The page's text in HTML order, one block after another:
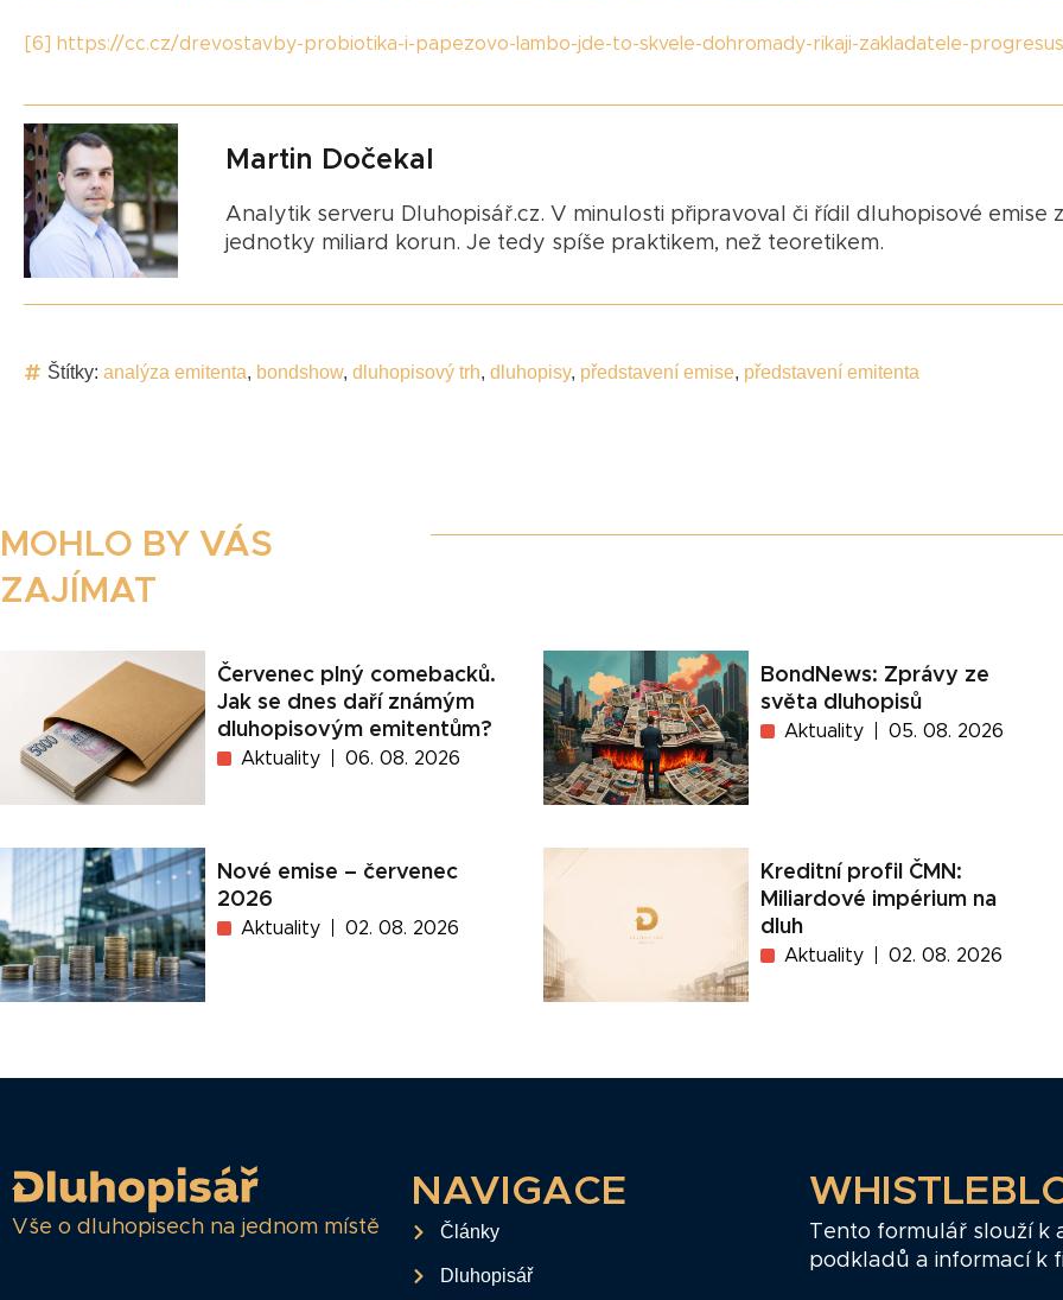
[6] https://cc.cz/drevostavby-probiotika-i-papezovo-lambo-jde-to-skvele-dohromady-rikaji-zakladatele-
Martin Dočekal
Analytik serveru Dluhopisář.cz. V minulosti připravoval či řídil dluhopisové emise
jednotky miliard korun. Je tedy spíše praktikem, než teoretikem.
Štítky: analýza emitenta, bondshow, dluhopisový trh, dluhopisy, představení emise, představení emitenta
MOHLO BY VÁS
ZAJÍMAT
Červenec plný comebacků.
Jak se dnes daří známým
dluhopisovým emitentům?
Aktuality 06. 08. 2026
BondNews: Zprávy ze
světa dluhopisů
Aktuality 05. 08. 2026
Nové emise – červenec
2026
Aktuality 02. 08. 2026
Kreditní profil ČMN:
Miliardové impérium na
dluh
Aktuality 02. 08. 2026
Vše o dluhopisech na jednom místě
NAVIGACE
Články
Dluhopisář
Tento formulář slouží k
podkladů a informací k